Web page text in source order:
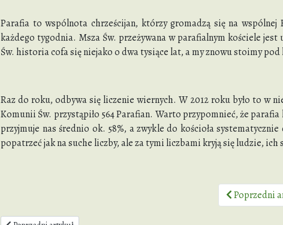
Parafia to wspólnota chrześcijan, którzy gromadzą się na
każdego tygodnia. Msza Św. przeżywana w parafialnym kościele
Św. historia cofa się niejako o dwa tysiące lat, a my znowu stoimy pod
Raz do roku, odbywa się liczenie wiernych. W 2012 roku było to w
Komunii Św. przystąpiło 564 Parafian. Warto przypomnieć, że
przyjmuje nas średnio ok. 58%, a zwykle do kościoła
popatrzeć jak na suche liczby, ale za tymi liczbami kryją się ludzie,
Poprzedni